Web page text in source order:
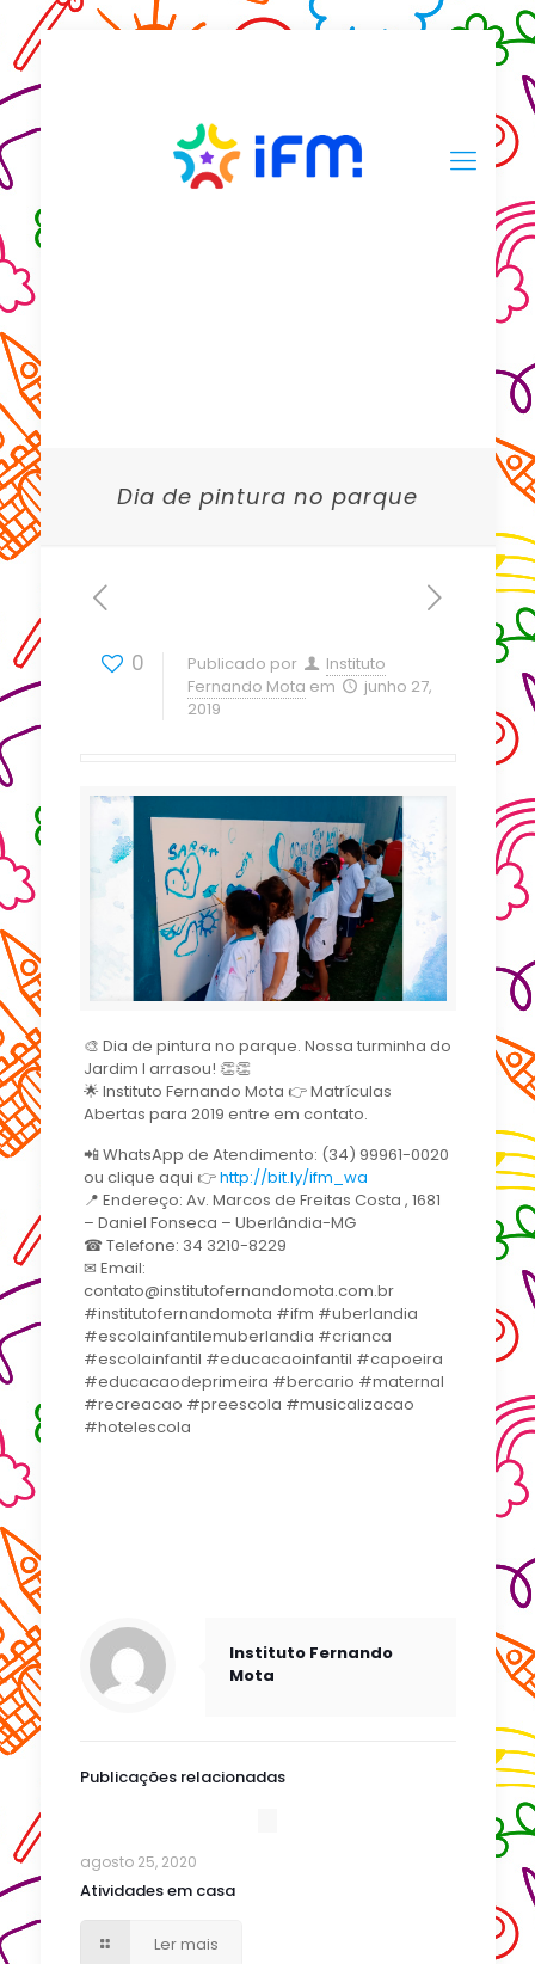
Dia de pintura no parque
0 Publicado por
Instituto
Fernando Mota em
junho 27,
2019
🎨 Dia de pintura no parque. Nossa turminha do
Jardim I arrasou! 👏👏
🌟 Instituto Fernando Mota 👉 Matrículas
Abertas para 2019 entre em contato.
📲 WhatsApp de Atendimento: (34) 99961-0020
ou clique aqui 👉http://bit.ly/ifm_wa
📍 Endereço: Av. Marcos de Freitas Costa , 1681
– Daniel Fonseca – Uberlândia-MG
☎ Telefone: 34 3210-8229
✉ Email:
contato@institutofernandomota.com.br
#institutofernandomota #ifm #uberlandia
#escolainfantilemuberlandia #crianca
#escolainfantil #educacaoinfantil #capoeira
#educacaodeprimeira #bercario #maternal
#recreacao #preescola #musicalizacao
#hotelescola
Instituto Fernando
Mota
Publicações relacionadas
agosto 25, 2020
Atividades em casa
Ler mais